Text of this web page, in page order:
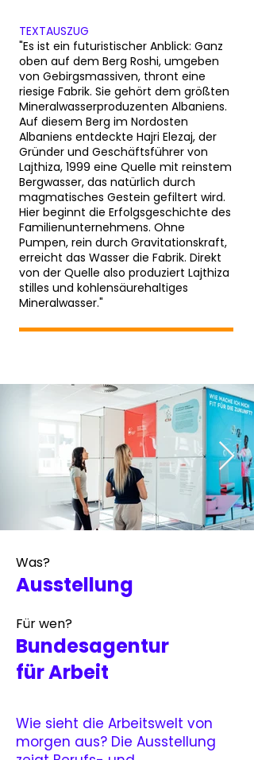
TEXTAUSZUG
"Es ist ein futuristischer Anblick: Ganz
oben auf dem Berg Roshi, umgeben
von Gebirgsmassiven, thront eine
riesige Fabrik. Sie gehört dem größten
Mineralwasserproduzenten Albaniens.
Auf diesem Berg im Nordosten
Albaniens entdeckte Hajri Elezaj, der
Gründer und Geschäftsführer von
Lajthiza, 1999 eine Quelle mit reinstem
Bergwasser, das natürlich durch
magmatisches Gestein gefiltert wird.
Hier beginnt die Erfolgsgeschichte des
Familienunternehmens. Ohne
Pumpen, rein durch Gravitationskraft,
erreicht das Wasser die Fabrik. Direkt
von der Quelle also produziert Lajthiza
stilles und kohlensäurehaltiges
Mineralwasser."
Was?
Ausstellung
Für wen?
Bundesagentur
für Arbeit
Wie sieht die Arbeitswelt von
morgen aus? Die Ausstellung